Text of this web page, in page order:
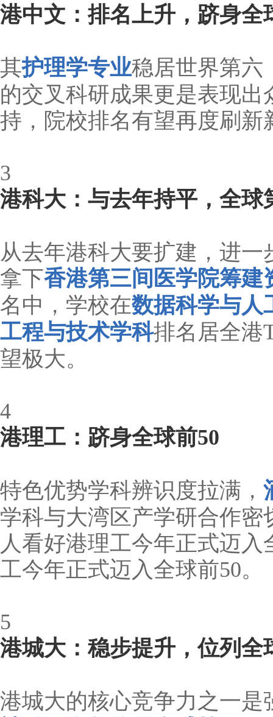
港中文：排名上升，跻身全
其护理学专业稳居世界第六
的交叉科研成果更是表现
持，院校排名有望再度刷新
3
港科大：与去年持平，全球
从去年港科大要扩建，进
拿下香港第三间医学院筹建
名中，学校在数据科学与人
工程与技术学科排名居全港
望极大。
4
港理工：跻身全球前50
特色优势学科辨识度拉满，
学科与大湾区产学研合作密
人看好港理工今年正式迈
工今年正式迈入全球前50。
5
港城大：稳步提升，位列全
港城大的核心竞争力之一是